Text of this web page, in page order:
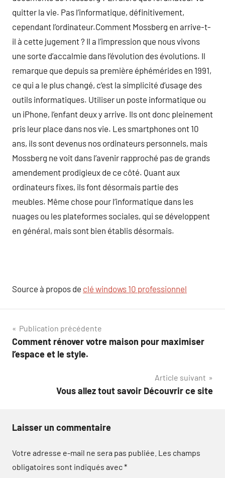
quitter la vie. Pas l’informatique, définitivement,
cependant l’ordinateur.Comment Mossberg en arrive-t-
il à cette jugement ? Il a l’impression que nous vivons
une sorte d’accalmie dans l’évolution des évolutions. Il
remarque que depuis sa première éphémérides en 1991,
ce qui a le plus changé, c’est la simplicité d’usage des
outils informatiques. Utiliser un poste informatique ou
un iPhone, l’enfant deux y arrive. Ils ont donc pleinement
pris leur place dans nos vie. Les smartphones ont 10
ans, ils sont devenus nos ordinateurs personnels, mais
Mossberg ne voit dans l’avenir rapproché pas de grands
amendement prodigieux de ce côté. Quant aux
ordinateurs fixes, ils font désormais partie des
meubles. Même chose pour l’informatique dans les
nuages ou les plateformes sociales, qui se développent
en général, mais sont bien établis désormais.
Source à propos de clé windows 10 professionnel
Navigation
de
Publication précédente
Comment rénover votre maison pour maximiser
l’espace et le style.
Article suivant
Vous allez tout savoir Découvrir ce site
Laisser un commentaire
Votre adresse e-mail ne sera pas publiée. Les champs
obligatoires sont indiqués avec*